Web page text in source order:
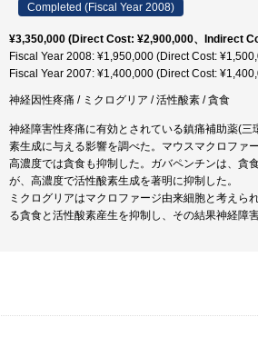
Completed (Fiscal Year 2008)
¥3,350,000 (Direct Cost: ¥2,900,000、Indirect
Fiscal Year 2008: ¥1,950,000 (Direct Cost:
Fiscal Year 2007: ¥1,400,000 (Direct Cost:
神経因性疼痛 / ミクログリア / 活性酸素 / 貪食
神経障害性疼痛に有効とされている鎮痛補助薬(
素生成に与える影響を調べた。マウスマクロファ
高濃度では貪食も抑制した。ガバペンチンは、貪
が、高濃度で活性酸素生成を著明に抑制した。
ミクログリアはマクロファージ由来細胞と考えら
る貪食と活性酸素産生を抑制し、その結果神経障